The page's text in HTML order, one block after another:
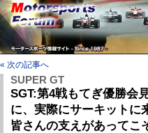
« 次の記事へ
SUPER GT
SGT:第4戦もてぎ優勝
に、実際にサーキットに
皆さんの支えがあってこ